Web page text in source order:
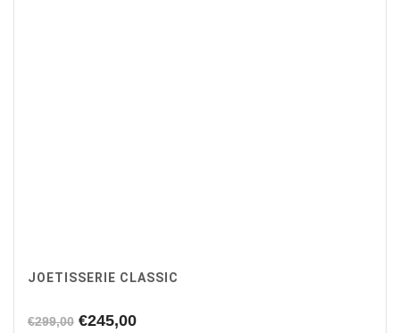
JOETISSERIE CLASSIC
€299,00 Oorspronkelijke
€245,00Huidige